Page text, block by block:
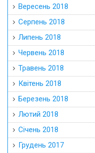
Вересень 2018
Серпень 2018
Липень 2018
Червень 2018
Травень 2018
Квітень 2018
Березень 2018
Лютий 2018
Січень 2018
Грудень 2017